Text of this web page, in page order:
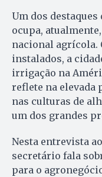
Um dos
ocupa, atualmente,
nacional agrícola.
instalados, a
irrigação na
reflete na elevada
nas culturas de
um dos grandes
Nesta entrevista ao
secretário fala
para o